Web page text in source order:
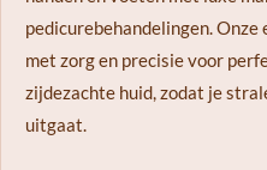
pedicurebehandelingen.
met zorg en precisie voor
zijdezachte huid, zodat je
uitgaat.